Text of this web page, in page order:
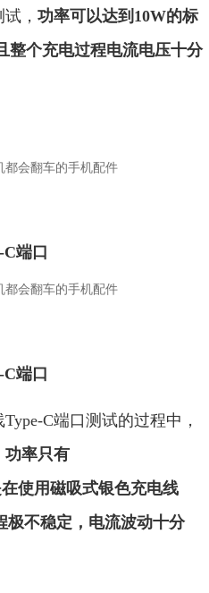
试，功率可以达到10W的标
整个充电过程电流电压十分
端口
端口
C端口测试的过程中，
功率只有
使用磁吸式银色充电线
极不稳定，电流波动十分